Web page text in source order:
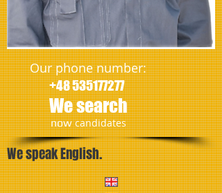
Our phone number:
+48 535177277
We search
​nowcandidates
We speak English.